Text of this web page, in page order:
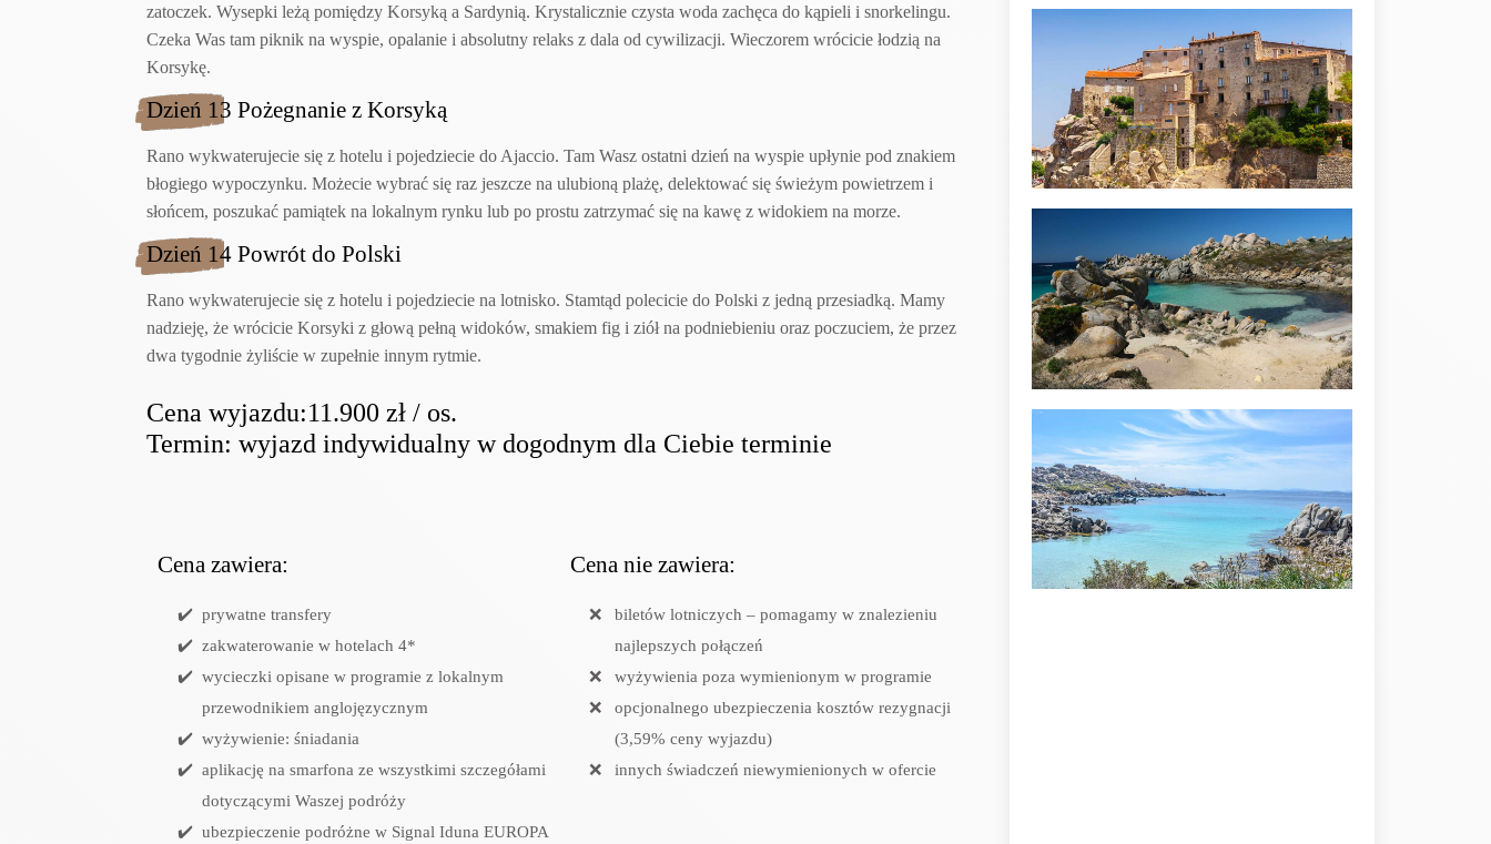
zatoczek. Wysepki leżą pomiędzy Korsyką a Sardynią. Krystalicznie czysta woda zachęca do kąpieli i snorkelingu.
Czeka Was tam piknik na wyspie, opalanie i absolutny relaks z dala od cywilizacji. Wieczorem wrócicie łodzią na
Korsykę.
Dzień 13 Pożegnanie z Korsyką
Rano wykwaterujecie się z hotelu i pojedziecie do Ajaccio. Tam Wasz ostatni dzień na wyspie upłynie pod znakiem
błogiego wypoczynku. Możecie wybrać się raz jeszcze na ulubioną plażę, delektować się świeżym powietrzem i
słońcem, poszukać pamiątek na lokalnym rynku lub po prostu zatrzymać się na kawę z widokiem na morze.
Dzień 14 Powrót do Polski
Rano wykwaterujecie się z hotelu i pojedziecie na lotnisko. Stamtąd polecicie do Polski z jedną przesiadką. Mamy
nadzieję, że wrócicie Korsyki z głową pełną widoków, smakiem fig i ziół na podniebieniu oraz poczuciem, że przez
dwa tygodnie żyliście w zupełnie innym rytmie.
Cena wyjazdu:11.900 zł / os.
Termin: wyjazd indywidualny w dogodnym dla Ciebie terminie
Cena zawiera:
prywatne transfery
zakwaterowanie w hotelach 4*
wycieczki opisane w programie z lokalnym
przewodnikiem anglojęzycznym
wyżywienie: śniadania
aplikację na smarfona ze wszystkimi szczegółami
dotyczącymi Waszej podróży
ubezpieczenie podróżne w Signal Iduna EUROPA
Cena nie zawiera:
biletów lotniczych – pomagamy w znalezieniu
najlepszych połączeń
wyżywienia poza wymienionym w programie
opcjonalnego ubezpieczenia kosztów rezygnacji
(3,59% ceny wyjazdu)
innych świadczeń niewymienionych w ofercie